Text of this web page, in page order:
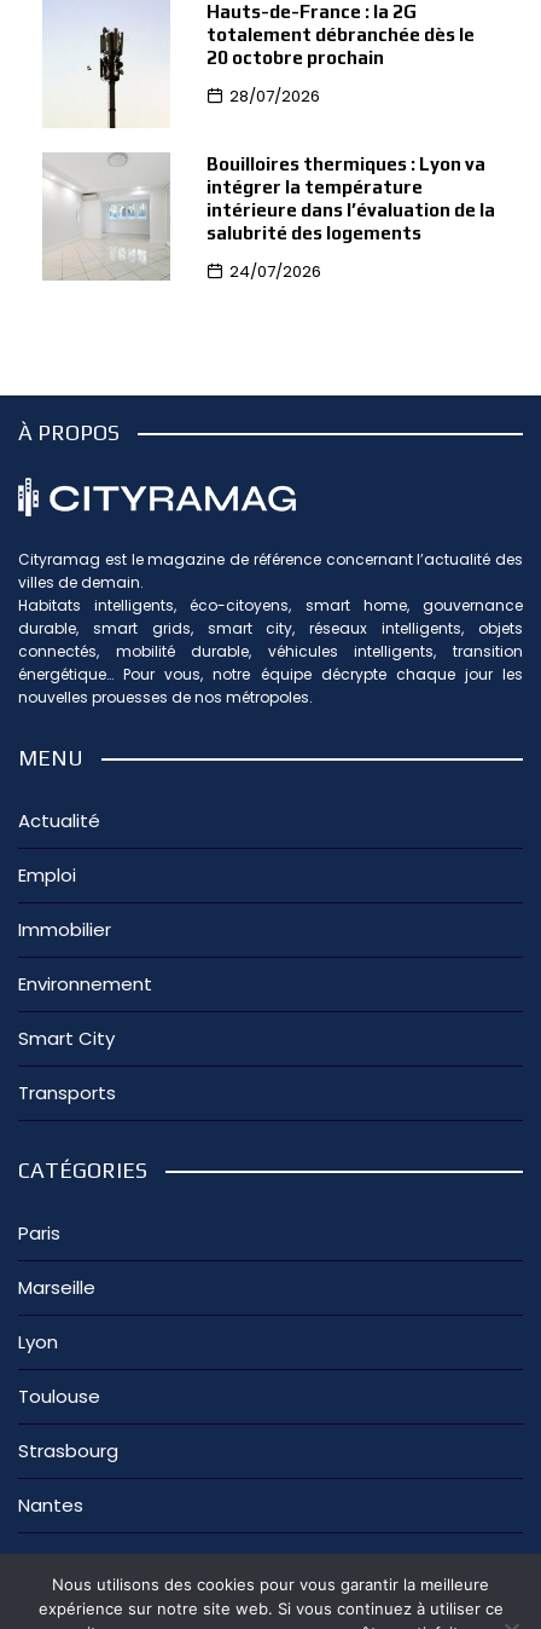
Hauts-de-France : la 2G
totalement débranchée dès le
20 octobre prochain
28/07/2026
Bouilloires thermiques : Lyon va
intégrer la température
intérieure dans l’évaluation de la
salubrité des logements
24/07/2026
À PROPOS
Cityramag est le magazine de référence concernant l’actualité des
villes de demain.
Habitats intelligents, éco-citoyens, smart home, gouvernance
durable, smart grids, smart city, réseaux intelligents, objets
connectés, mobilité durable, véhicules intelligents, transition
énergétique… Pour vous, notre équipe décrypte chaque jour les
nouvelles prouesses de nos métropoles.
MENU
Actualité
Emploi
Immobilier
Environnement
Smart City
Transports
CATÉGORIES
Paris
Marseille
Lyon
Toulouse
Strasbourg
Nantes
Nous utilisons des cookies pour vous garantir la meilleure
expérience sur notre site web. Si vous continuez à utiliser ce